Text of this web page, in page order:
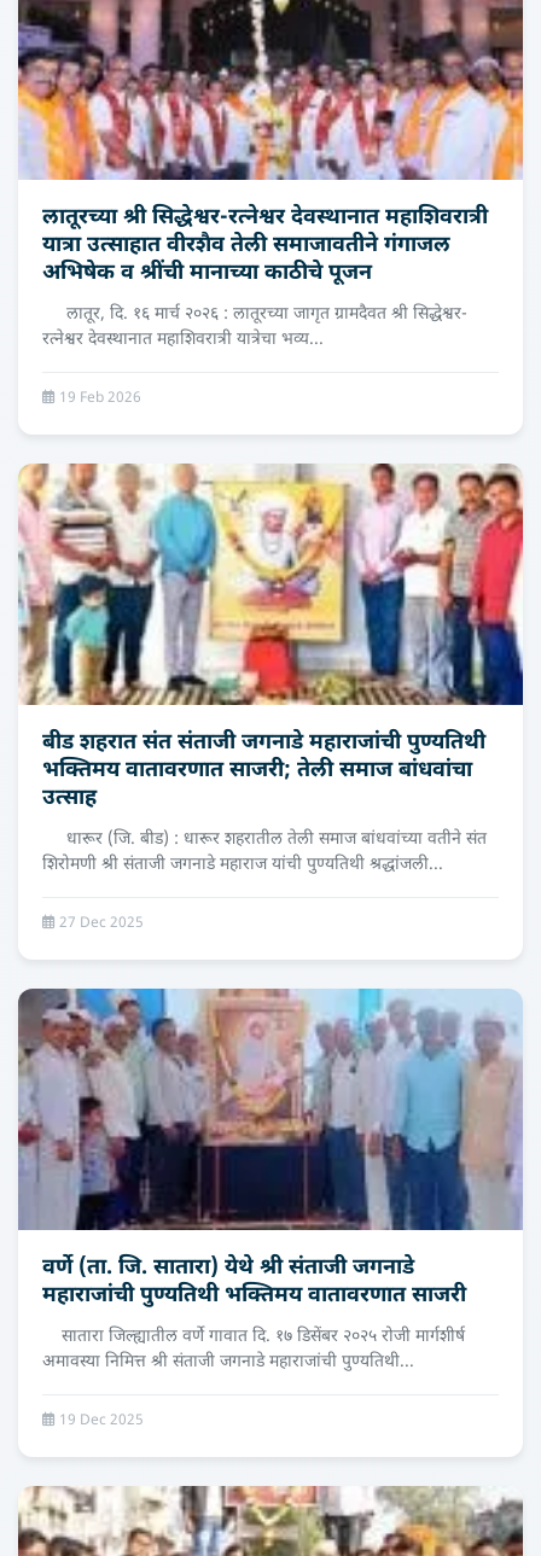
लातूरच्या श्री सिद्धेश्वर-रत्नेश्वर देवस्थानात महाशिवरात्री
यात्रा उत्साहात वीरशैव तेली समाजावतीने गंगाजल
अभिषेक व श्रींची मानाच्‍या काठीचे पूजन
लातूर, दि. १६ मार्च २०२६ : लातूरच्या जागृत ग्रामदैवत श्री सिद्धेश्वर-
रत्नेश्वर देवस्थानात महाशिवरात्री यात्रेचा भव्य...
19 Feb 2026
बीड शहरात संत संताजी जगनाडे महाराजांची पुण्यतिथी
भक्तिमय वातावरणात साजरी; तेली समाज बांधवांचा
उत्साह
धारूर (जि. बीड) : धारूर शहरातील तेली समाज बांधवांच्या वतीने संत
शिरोमणी श्री संताजी जगनाडे महाराज यांची पुण्यतिथी श्रद्धांजली...
27 Dec 2025
वर्णे (ता. जि. सातारा) येथे श्री संताजी जगनाडे
महाराजांची पुण्यतिथी भक्तिमय वातावरणात साजरी
सातारा जिल्ह्यातील वर्णे गावात दि. १७ डिसेंबर २०२५ रोजी मार्गशीर्ष
अमावस्या निमित्त श्री संताजी जगनाडे महाराजांची पुण्यतिथी...
19 Dec 2025